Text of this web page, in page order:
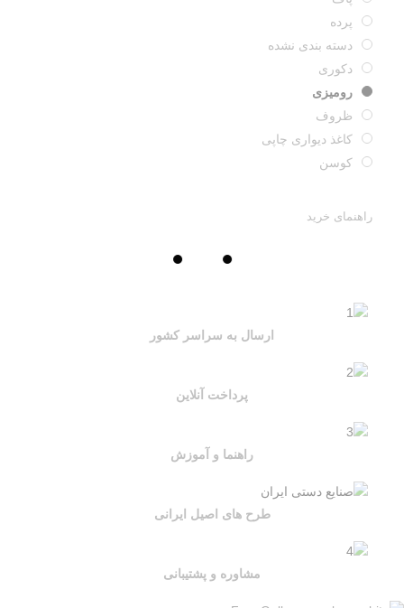
پرده
دسته بندی نشده
دکوری
رومیزی
ظروف
کاغذ دیواری چاپی
کوسن
راهنمای خرید
ارسال به سراسر کشور
پرداخت آنلاین
راهنما و آموزش
طرح های اصیل ایرانی
مشاوره و پشتیبانی